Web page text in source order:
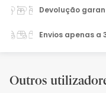
Devolução
Envios apenas a
Outros